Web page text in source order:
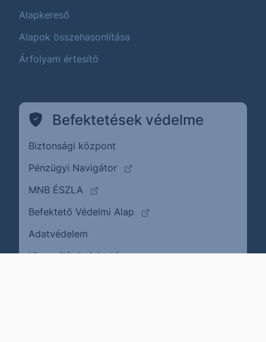
Alapkereső
Alapok összehasonlítása
Árfolyam értesítő
Befektetések védelme
Biztonsági központ
Pénzügyi Navigátor
(külső oldalra ugrik)
MNB ÉSZLA
(külső oldalra ugrik)
Befektető Védelmi Alap
(külső oldalra ugrik)
Adatvédelem
Visszaélés bejelentése(külső oldalra ugrik)